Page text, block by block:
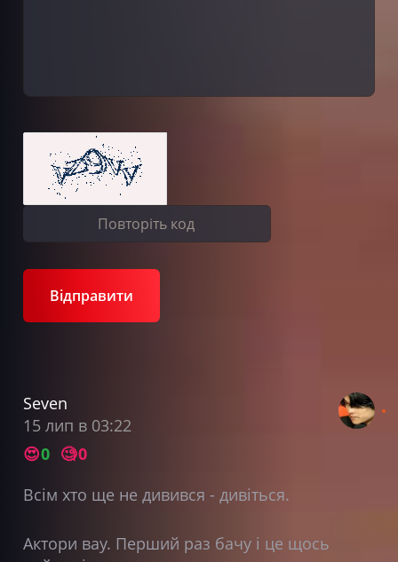
Відправити
Seven
15 лип в 03:22
😍0 🧐0
Всім хто ще не дивився - дивіться.
Актори вау. Перший раз бачу і це щось